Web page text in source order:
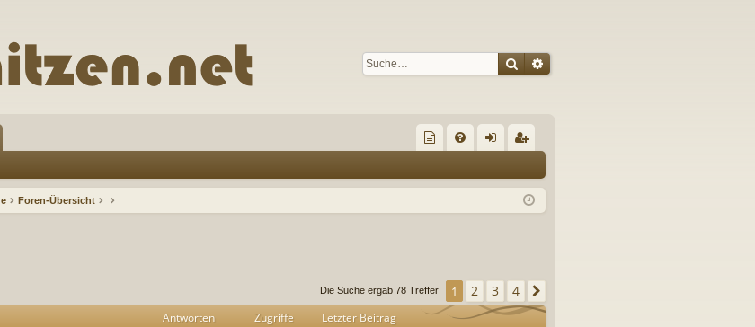
SucheErweiterte Suche
un Q m ist
Foren-Übersicht
Die Suche ergab 78 Treffer 1 2 3 4
Antworten Zugriffe Letzter Beitrag